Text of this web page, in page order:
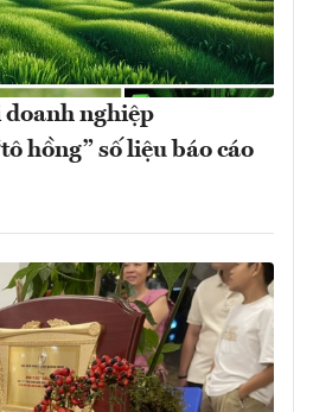
nghiệp
hồng” số liệu báo cáo